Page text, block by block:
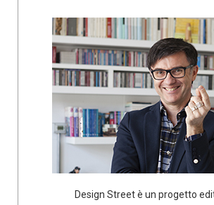
Design Street è un progetto